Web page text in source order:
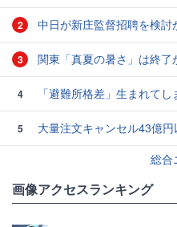
2 中日が新庄監督招聘を検討
3 関東「真夏の暑さ」は終了
4 「避難所格差」生まれてし
5
大量注文キャンセル43億
総合
画像アクセスランキング